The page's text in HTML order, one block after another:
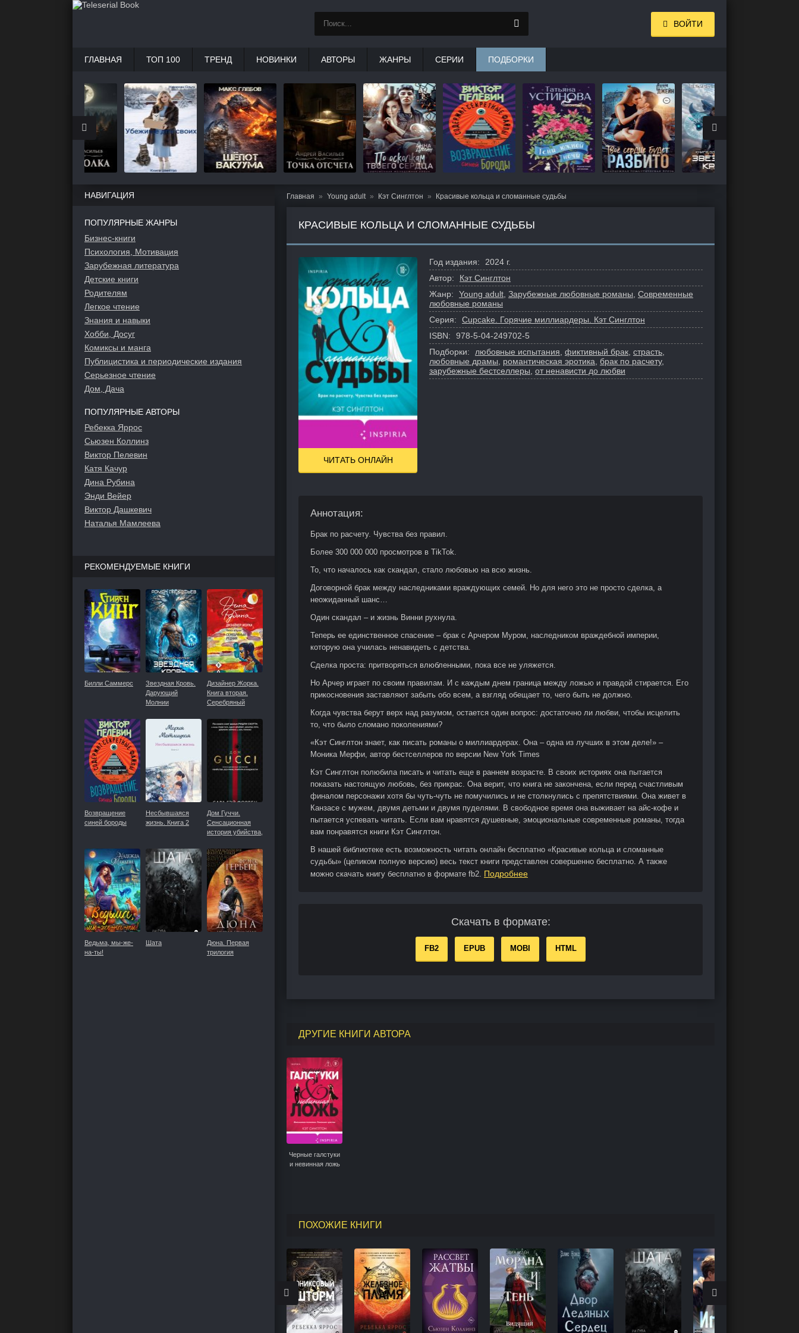
Главная Young adult Кэт Синглтон Красивые кольца и сломанные судьбы
КРАСИВЫЕ КОЛЬЦА И СЛОМАННЫЕ СУДЬБЫ
ЧИТАТЬ ОНЛАЙН
Год издания:
2024 г.
Автор:
Кэт Синглтон
Жанр:
Young adult Зарубежные любовные романы Современные
любовные романы
Серия:
Cupcake. Горячие миллиардеры. Кэт Синглтон
ISBN:
978-5-04-249702-5
Подборки:
любовные испытания фиктивный брак страсть
любовные драмы
романтическая эротика брак по расчету,
зарубежные бестселлеры от ненависти до любви
Аннотация:
Брак по расчету. Чувства без правил.
Более 300 000 000 просмотров в TikTok.
То, что началось как скандал, стало любовью на всю жизнь.
Договорной брак между наследниками враждующих семей. Но для него это не просто сделка, а
неожиданный шанс…
Один скандал – и жизнь Винни рухнула.
Теперь ее единственное спасение – брак с Арчером Муром, наследником враждебной империи,
которую она училась ненавидеть с детства.
Сделка проста: притворяться влюбленными, пока все не уляжется.
Но Арчер играет по своим правилам. И с каждым днем граница между ложью и правдой стирается. Его
прикосновения заставляют забыть обо всем, а взгляд обещает то, чего быть не должно.
Когда чувства берут верх над разумом, остается один вопрос: достаточно ли любви, чтобы исцелить
то, что было сломано поколениями?
«Кэт Синглтон знает, как писать романы о миллиардерах. Она – одна из лучших в этом деле!» –
Моника Мерфи, автор бестселлеров по версии New York Times
Кэт Синглтон полюбила писать и читать еще в раннем возрасте. В своих историях она пытается
показать настоящую любовь, без прикрас. Она верит, что книга не закончена, если перед счастливым
финалом персонажи хотя бы чуть-чуть не помучились и не столкнулись с препятствиями. Она живет в
Канзасе с мужем, двумя детьми и двумя пуделями. В свободное время она выживает на айс-кофе и
пытается успевать читать. Если вам нравятся душевные, эмоциональные современные романы, тогда
вам понравятся книги Кэт Синглтон.
В нашей библиотеке есть возможность читать онлайн бесплатно «Красивые кольца и сломанные
судьбы» (целиком полную версию) весь текст книги представлен совершенно бесплатно. А также
можно скачать книгу бесплатно в формате fb2. Подробнее
Скачать в формате:
FB2 EPUB MOBI HTML
ДРУГИЕ КНИГИ АВТОРА
Черные галстуки
и невинная ложь
ПОХОЖИЕ КНИГИ
НАВИГАЦИЯ
ПОПУЛЯРНЫЕ ЖАНРЫ
Бизнес-книги
Психология, Мотивация
Зарубежная литература
Детские книги
Родителям
Легкое чтение
Знания и навыки
Хобби, Досуг
Комиксы и манга
Публицистика и периодические издания
Серьезное чтение
Дом, Дача
ПОПУЛЯРНЫЕ АВТОРЫ
Ребекка Яррос
Сьюзен Коллинз
Виктор Пелевин
Катя Качур
Дина Рубина
Энди Вейер
Виктор Дашкевич
Наталья Мамлеева
РЕКОМЕНДУЕМЫЕ КНИГИ
Билли Саммерс
Звездная Кровь.
Дарующий
Молнии
Дизайнер Жорка.
Книга вторая.
Серебряный
Возвращение
синей бороды
Несбывшаяся
жизнь. Книга 2
Дом Гуччи.
Сенсационная
история убийства,
и жадности
Ведьма, мы-же-
на-ты!
Шата
Дюна. Первая
трилогия
ВОЙТИ
ГЛАВНАЯ ТОП 100 ТРЕНД НОВИНКИ АВТОРЫ ЖАНРЫ СЕРИИ ПОДБОРКИ